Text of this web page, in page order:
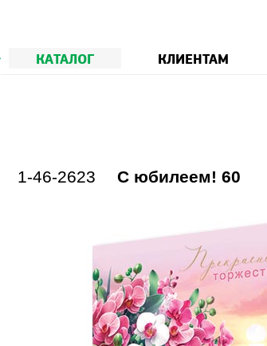
КАТАЛОГ КЛИЕНТАМ
1-46-2623 С юбилеем! 60